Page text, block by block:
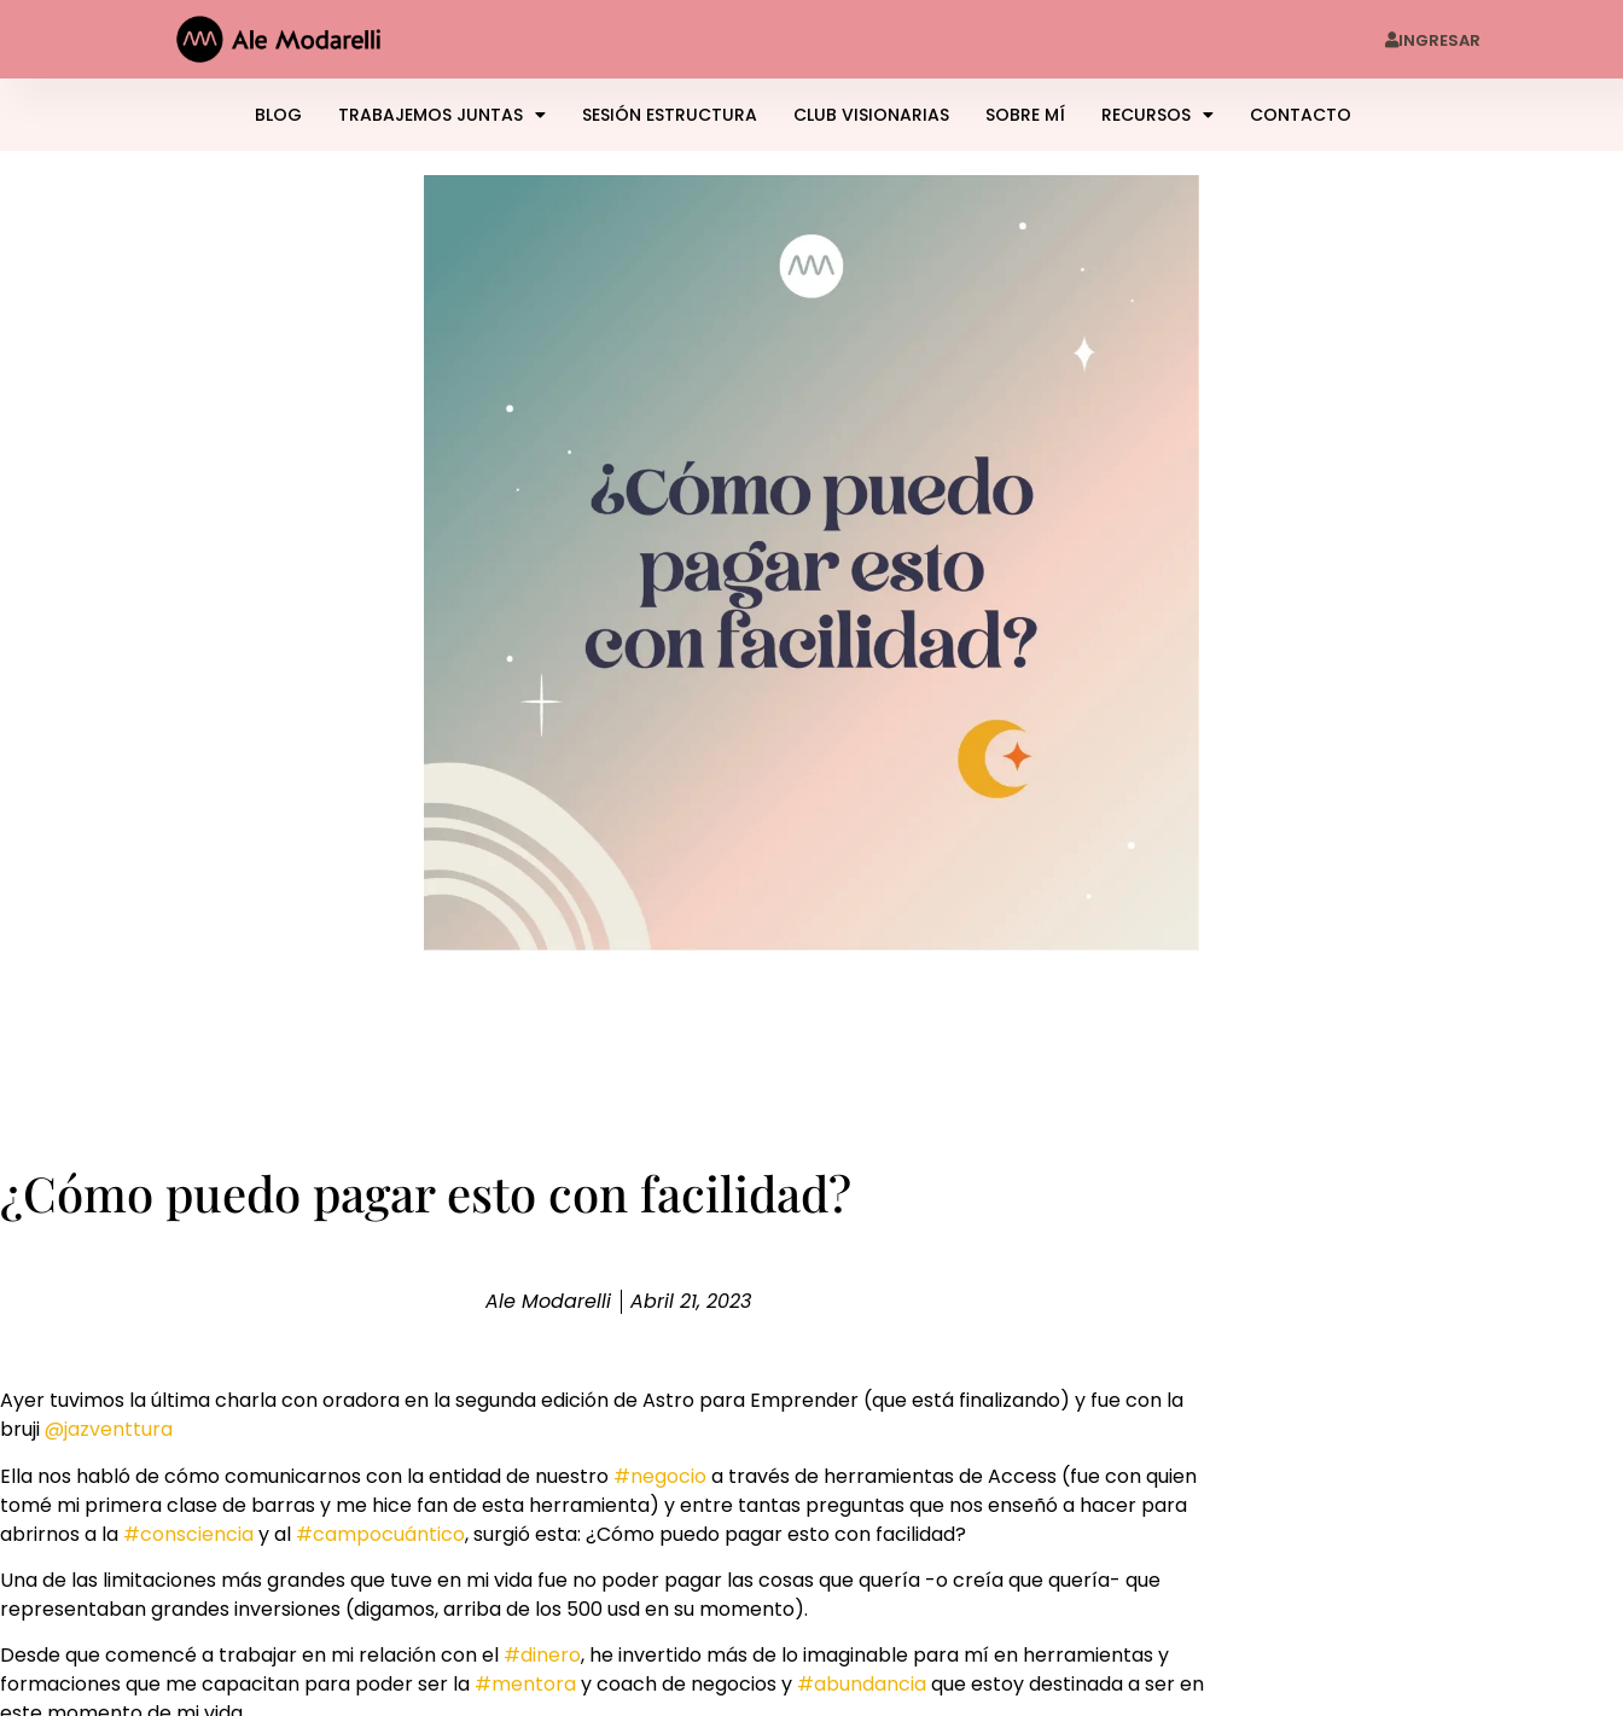
INGRESAR
BLOG TRABAJEMOS JUNTAS SESIÓN ESTRUCTURA CLUB VISIONARIAS SOBRE MÍ RECURSOS CONTACTO
¿Cómo puedo pagar esto con facilidad?
Ale Modarelli Abril 21, 2023
Ayer tuvimos la última charla con oradora en la segunda edición de Astro para Emprender (que está finalizando) y fue con la
bruji@jazventtura
Ella nos habló de cómo comunicarnos con la entidad de nuestro #negocioa través de herramientas de Access (fue con quien
tomé mi primera clase de barras y me hice fan de esta herramienta) y entre tantas preguntas que nos enseñó a hacer para
abrirnos a la #conscienciay al #campocuántico, surgió esta: ¿Cómo puedo pagar esto con facilidad?
Una de las limitaciones más grandes que tuve en mi vida fue no poder pagar las cosas que quería -o creía que quería- que
representaban grandes inversiones (digamos, arriba de los 500 usd en su momento).
Desde que comencé a trabajar en mi relación con el #dinero, he invertido más de lo imaginable para mí en herramientas y
formaciones que me capacitan para poder ser la #mentoray coach de negocios y #abundanciaque estoy destinada a ser en